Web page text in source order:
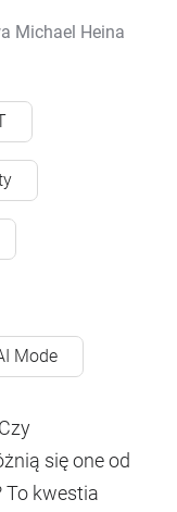
Michael Heina
Mode
się one od
To kwestia